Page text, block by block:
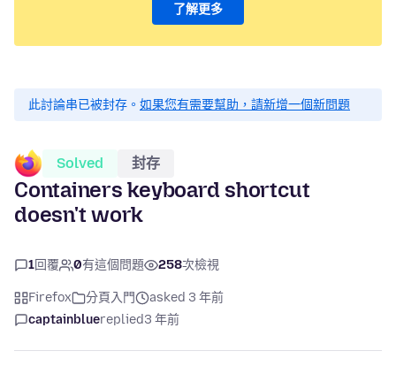
了解更多
此討論串已被封存。 如果您有需要幫助，請新增一個新問題
Solved 封存
Containers keyboard shortcut
doesn't work
1回覆 0有這個問題 258次檢視
Firefox 分頁入門
asked 3 年前
captainbluereplied3 年前